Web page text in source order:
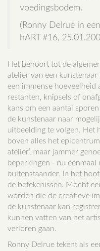
voedingsbodem.
(Ronny Delrue in
hART #16,
Het behoort tot de
atelier van een
een immense hoeveelheid
restanten, knipsels of
kans om een aantal
de kunstenaar naar
uitbeelding te volgen. Het
boven alles het
atelier’, maar jammer
beperkingen - nu
buitenstaander. In het
de betekenissen. Mocht
worden die de creatieve
de kunstenaar kan
kunnen vatten van het
verloren gaan.
Ronny Delrue tekent als